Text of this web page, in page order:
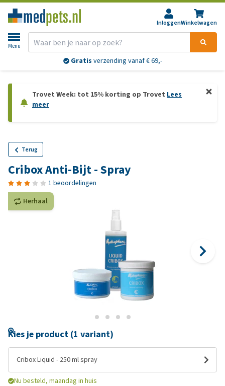
InloggenWinkelwagen
Menu
Gratis verzending vanaf € 69,-
Trovet Week: tot 15% korting op Trovet Lees
meer
Terug
Cribox Anti-Bijt - Spray
1 beoordelingen
Herhaal
Kies je product (1 variant)
Cribox Liquid - 250 ml spray
Nu besteld, maandag in huis